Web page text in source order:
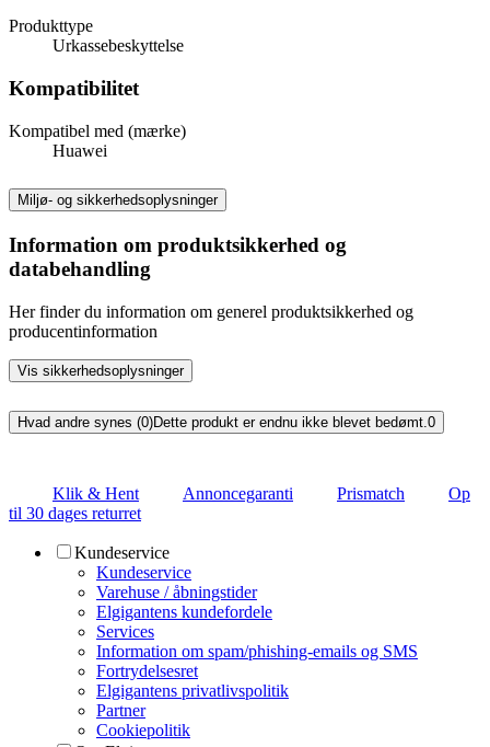
Produkttype
Urkassebeskyttelse
Kompatibilitet
Kompatibel med (mærke)
Huawei
Miljø- og sikkerhedsoplysninger
Information om produktsikkerhed og
databehandling
Her finder du information om generel produktsikkerhed og
producentinformation
Vis sikkerhedsoplysninger
Hvad andre synes (0)Dette produkt er endnu ikke blevet bedømt. 0
Klik & Hent Annoncegaranti Prismatch
Op
til 30 dages returret
Kundeservice
Kundeservice
Varehuse / åbningstider
Elgigantens kundefordele
Services
Information om spam/phishing-emails og SMS
Fortrydelsesret
Elgigantens privatlivspolitik
Partner
Cookiepolitik